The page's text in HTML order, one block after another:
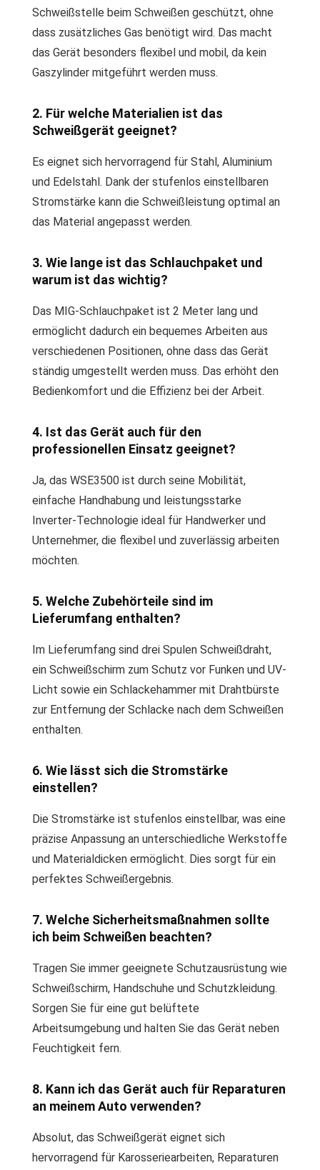
Schweißstelle beim Schweißen geschützt, ohne
dass zusätzliches Gas benötigt wird. Das macht
das Gerät besonders flexibel und mobil, da kein
Gaszylinder mitgeführt werden muss.
2. Für welche Materialien ist das
Schweißgerät geeignet?
Es eignet sich hervorragend für Stahl, Aluminium
und Edelstahl. Dank der stufenlos einstellbaren
Stromstärke kann die Schweißleistung optimal an
das Material angepasst werden.
3. Wie lange ist das Schlauchpaket und
warum ist das wichtig?
Das MIG-Schlauchpaket ist 2 Meter lang und
ermöglicht dadurch ein bequemes Arbeiten aus
verschiedenen Positionen, ohne dass das Gerät
ständig umgestellt werden muss. Das erhöht den
Bedienkomfort und die Effizienz bei der Arbeit.
4. Ist das Gerät auch für den
professionellen Einsatz geeignet?
Ja, das WSE3500 ist durch seine Mobilität,
einfache Handhabung und leistungsstarke
Inverter-Technologie ideal für Handwerker und
Unternehmer, die flexibel und zuverlässig arbeiten
möchten.
5. Welche Zubehörteile sind im
Lieferumfang enthalten?
Im Lieferumfang sind drei Spulen Schweißdraht,
ein Schweißschirm zum Schutz vor Funken und UV-
Licht sowie ein Schlackehammer mit Drahtbürste
zur Entfernung der Schlacke nach dem Schweißen
enthalten.
6. Wie lässt sich die Stromstärke
einstellen?
Die Stromstärke ist stufenlos einstellbar, was eine
präzise Anpassung an unterschiedliche Werkstoffe
und Materialdicken ermöglicht. Dies sorgt für ein
perfektes Schweißergebnis.
7. Welche Sicherheitsmaßnahmen sollte
ich beim Schweißen beachten?
Tragen Sie immer geeignete Schutzausrüstung wie
Schweißschirm, Handschuhe und Schutzkleidung.
Sorgen Sie für eine gut belüftete
Arbeitsumgebung und halten Sie das Gerät neben
Feuchtigkeit fern.
8. Kann ich das Gerät auch für Reparaturen
an meinem Auto verwenden?
Absolut, das Schweißgerät eignet sich
hervorragend für Karosseriearbeiten, Reparaturen